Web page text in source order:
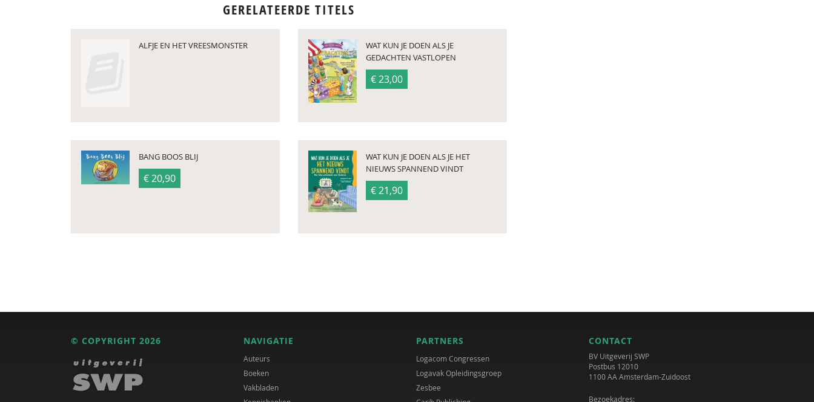
GERELATEERDE TITELS
ALFJE EN HET VREESMONSTER
WAT KUN JE DOEN ALS JE
GEDACHTEN VASTLOPEN
€ 23,00
BANG BOOS BLIJ
€ 20,90
WAT KUN JE DOEN ALS JE HET
NIEUWS SPANNEND VINDT
€ 21,90
© COPYRIGHT 2026 NAVIGATIE
Auteurs
Boeken
Vakbladen
PARTNERS
Logacom Congressen
Logavak Opleidingsgroep
Zesbee
CONTACT
BV Uitgeverij SWP
Postbus 12010
1100 AA Amsterdam-Zuidoost
Bezoekadres: